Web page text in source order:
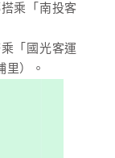
乘「南投客
「國光客運
里）。